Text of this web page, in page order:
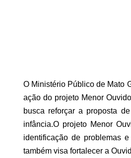
O Ministério Público de Mato
ação do projeto Menor
busca reforçar a proposta
infância.O projeto Menor
identificação de problemas
também visa fortalecer a